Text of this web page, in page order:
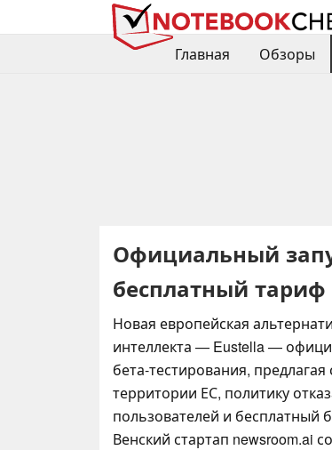
Главная
Обзоры
Официальный
бесплатный
Новая европейская
интеллекта — Eustella —
бета-тестирования,
территории ЕС, политику
пользователей и бесплатный
Венский стартап newsroom.ai